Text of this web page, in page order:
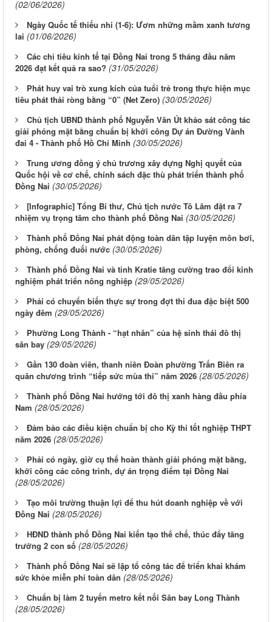
(02/06/2026)
Ngày Quốc tế thiếu nhi (1-6): Ươm những mầm xanh tương
lai (01/06/2026)
Các chỉ tiêu kinh tế tại Đồng Nai trong 5 tháng đầu năm
2026 đạt kết quả ra sao? (31/05/2026)
Phát huy vai trò xung kích của tuổi trẻ trong thực hiện mục
tiêu phát thải ròng bằng “0” (Net Zero) (30/05/2026)
Chủ tịch UBND thành phố Nguyễn Văn Út khảo sát công tác
giải phóng mặt bằng chuẩn bị khởi công Dự án Đường Vành
đai 4 - Thành phố Hồ Chí Minh (30/05/2026)
Trung ương đồng ý chủ trương xây dựng Nghị quyết của
Quốc hội về cơ chế, chính sách đặc thù phát triển thành phố
Đồng Nai (30/05/2026)
[Infographic] Tổng Bí thư, Chủ tịch nước Tô Lâm đặt ra 7
nhiệm vụ trọng tâm cho thành phố Đồng Nai (30/05/2026)
Thành phố Đồng Nai phát động toàn dân tập luyện môn bơi,
phòng, chống đuối nước (30/05/2026)
Thành phố Đồng Nai và tỉnh Kratie tăng cường trao đổi kinh
nghiệm phát triển nông nghiệp (29/05/2026)
Phải có chuyển biến thực sự trong đợt thi đua đặc biệt 500
ngày đêm (29/05/2026)
Phường Long Thành - “hạt nhân” của hệ sinh thái đô thị
sân bay (29/05/2026)
Gần 130 đoàn viên, thanh niên Đoàn phường Trấn Biên ra
quân chương trình “tiếp sức mùa thi” năm 2026 (28/05/2026)
Thành phố Đồng Nai hướng tới đô thị xanh hàng đầu phía
Nam (28/05/2026)
Đảm bảo các điều kiện chuẩn bị cho Kỳ thi tốt nghiệp THPT
năm 2026 (28/05/2026)
Phải có ngày, giờ cụ thể hoàn thành giải phóng mặt bằng,
khởi công các công trình, dự án trọng điểm tại Đồng Nai
(28/05/2026)
Tạo môi trường thuận lợi để thu hút doanh nghiệp về với
Đồng Nai (28/05/2026)
HĐND thành phố Đồng Nai kiến tạo thể chế, thúc đẩy tăng
trưởng 2 con số (28/05/2026)
Thành phố Đồng Nai sẽ lập tổ công tác để triển khai khám
sức khỏe miễn phí toàn dân (28/05/2026)
Chuẩn bị làm 2 tuyến metro kết nối Sân bay Long Thành
(28/05/2026)